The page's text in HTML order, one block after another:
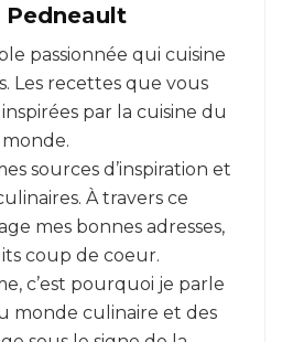
Pedneault
passionnée qui cuisine
Les recettes que vous
par la cuisine du
monde.
sources d’inspiration et
À travers ce
mes bonnes adresses,
coup de coeur.
c’est pourquoi je parle
monde culinaire et des